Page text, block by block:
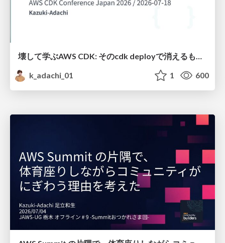
壊して学ぶAWS CDK: そのcdk deployで消えるもの、残るもの
k_adachi_01
1 600